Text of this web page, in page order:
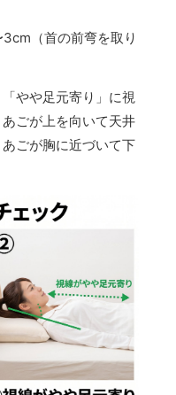
3cm（首の前弯を取り
「やや足元寄り」に視
ごが上を向いて天井
ごが胸に近づいて下